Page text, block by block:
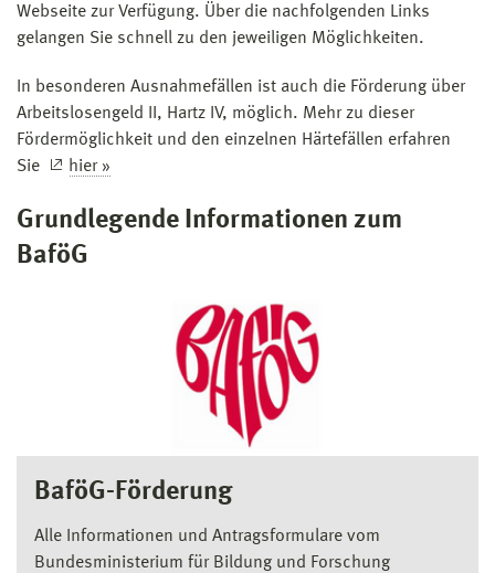
Webseite zur Verfügung. Über die nachfolgenden Links
gelangen Sie schnell zu den jeweiligen Möglichkeiten.
In besonderen Ausnahmefällen ist auch die Förderung über
Arbeitslosengeld II, Hartz IV, möglich. Mehr zu dieser
Fördermöglichkeit und den einzelnen Härtefällen erfahren
Sie
hier »
Grundlegende Informationen zum
BaföG
BaföG-Förderung
Alle Informationen und Antragsformulare vom
Bundesministerium für Bildung und Forschung